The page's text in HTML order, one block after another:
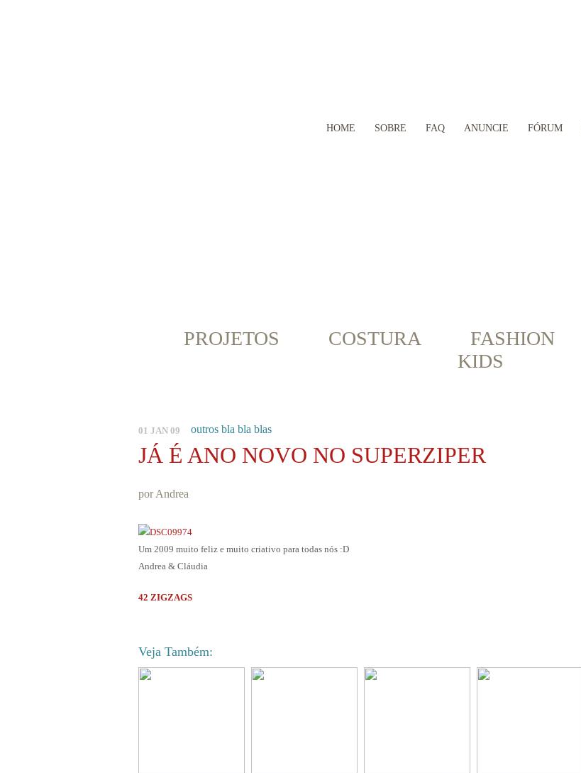
HOME SOBRE FAQ ANUNCIE FÓRUM
PROJETOS COSTURA FASHION
KIDS
01 JAN 09 outros bla bla blas
JÁ É ANO NOVO NO SUPERZIPER
por Andrea
Um 2009 muito feliz e muito criativo para todas nós :D
Andrea & Cláudia
42 ZIGZAGS
Veja Também: